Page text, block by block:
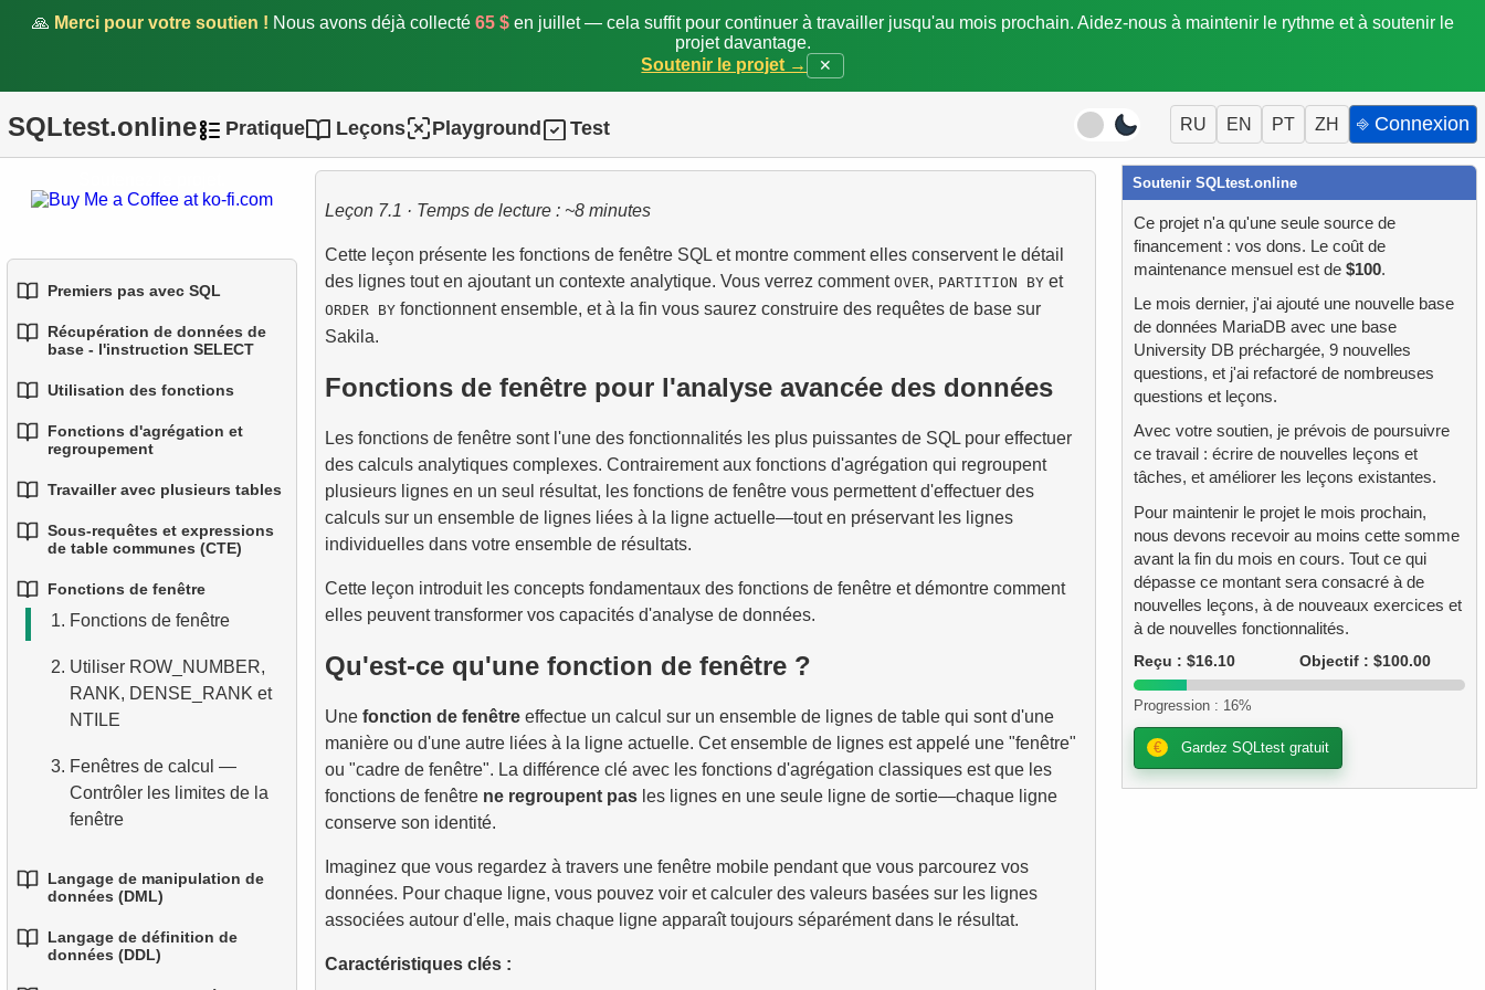
🙏 Merci pour votre soutien ! Nous avons déjà collecté 65 $en juillet — cela suffit pour continuer à travailler jusqu'au mois prochain. Aidez-nous à maintenir le rythme et à soutenir le
projet davantage.
Soutenir le projet →
✕
SQLtest.online Pratique Leçons Playground Test RU EN PT ZH ⎆ Connexion
Premiers pas avec SQL
1.Introduction aux bases de
données
3.Concepts des bases
4. Types de données de base
NULL en SQL
6. Aperçu du SQL
Récupération de données de
base - l'instruction SELECT
1.Sélectionner des données
d'une table
conditions
4.Alias de colonnes
Limiter les résultats avec
LIMIT et OFFSET
7. Tout combiner : WHERE,
ORDER BY et LIMIT
Utilisation des fonctions
1.Fonctions SQL intégrées
2.Fonctions de chaîne
3. Fonctions mathématiques
courantes
4. Fonctions de date et
d’heure
Opérateur conditionnel
Fonctions d'agrégation et
regroupement
1.Fonctions d'agrégation de
base
3. Filtrer les données
Agrégation conditionnelle
Travailler avec plusieurs tables
1.Fondamentaux des JOINs
2. INNER JOIN — Combiner
LEFT JOIN — Inclure
toutes les lignes de la table
RIGHT JOIN — Inclure tous
les enregistrements de la
5.FULL OUTER JOIN — Tout
combiner des deux tables
6.CROSS JOIN — Le produit
Sous-requêtes et expressions
de table communes (CTE)
1.Introduction aux sous-
requêtes
2. Sous-requêtes dans la
clause WHERE
Expressions de Table
Commune (CTE)
Application des CTE
récursifs
Fonctions de fenêtre
1. Fonctions de fenêtre
2. Utiliser ROW_NUMBER,
RANK, DENSE_RANK et
NTILE
3. Fenêtres de calcul —
Contrôler les limites de la
fenêtre
FIRST_VALUE et
Langage de manipulation de
données (DML)
1.L'instruction INSERT INTO
Langage de définition de
données (DDL)
Leçon 7.1 · Temps de lecture : ~8 minutes
Cette leçon présente les fonctions de fenêtre SQL et montre comment elles conservent le détail
des lignes tout en ajoutant un contexte analytique. Vous verrez comment OVER, PARTITION BYet
ORDER BYfonctionnent ensemble, et à la fin vous saurez construire des requêtes de base sur
Sakila.
Fonctions de fenêtre pour l'analyse avancée des données
Les fonctions de fenêtre sont l'une des fonctionnalités les plus puissantes de SQL pour effectuer
des calculs analytiques complexes. Contrairement aux fonctions d'agrégation qui regroupent
plusieurs lignes en un seul résultat, les fonctions de fenêtre vous permettent d'effectuer des
calculs sur un ensemble de lignes liées à la ligne actuelle—tout en préservant les lignes
individuelles dans votre ensemble de résultats.
Cette leçon introduit les concepts fondamentaux des fonctions de fenêtre et démontre comment
elles peuvent transformer vos capacités d'analyse de données.
Qu'est-ce qu'une fonction de fenêtre ?
Une fonction de fenêtreeffectue un calcul sur un ensemble de lignes de table qui sont d'une
manière ou d'une autre liées à la ligne actuelle. Cet ensemble de lignes est appelé une "fenêtre"
ou "cadre de fenêtre". La différence clé avec les fonctions d'agrégation classiques est que les
fonctions de fenêtre ne regroupent pasles lignes en une seule ligne de sortie—chaque ligne
conserve son identité.
Imaginez que vous regardez à travers une fenêtre mobile pendant que vous parcourez vos
données. Pour chaque ligne, vous pouvez voir et calculer des valeurs basées sur les lignes
associées autour d'elle, mais chaque ligne apparaît toujours séparément dans le résultat.
Caractéristiques clés :
Soutenir SQLtest.online
Ce projet n'a qu'une seule source de
financement : vos dons. Le coût de
maintenance mensuel est de $100.
Le mois dernier, j'ai ajouté une nouvelle base
de données MariaDB avec une base
University DB préchargée, 9 nouvelles
questions, et j'ai refactoré de nombreuses
questions et leçons.
Avec votre soutien, je prévois de poursuivre
ce travail : écrire de nouvelles leçons et
tâches, et améliorer les leçons existantes.
Pour maintenir le projet le mois prochain,
nous devons recevoir au moins cette somme
avant la fin du mois en cours. Tout ce qui
dépasse ce montant sera consacré à de
nouvelles leçons, à de nouveaux exercices et
à de nouvelles fonctionnalités.
Reçu : $16.10
Objectif : $100.00
Progression : 16%
€ Gardez SQLtest gratuit